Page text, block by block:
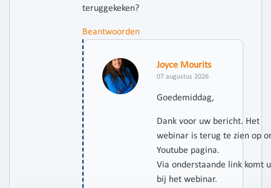
teruggekeken?
Beantwoorden
Joyce Mourits
07 augustus 2026
Goedemiddag,
Dank voor uw bericht. Het
webinar is terug te zien op
Youtube pagina.
Via onderstaande link komt
bij het webinar.